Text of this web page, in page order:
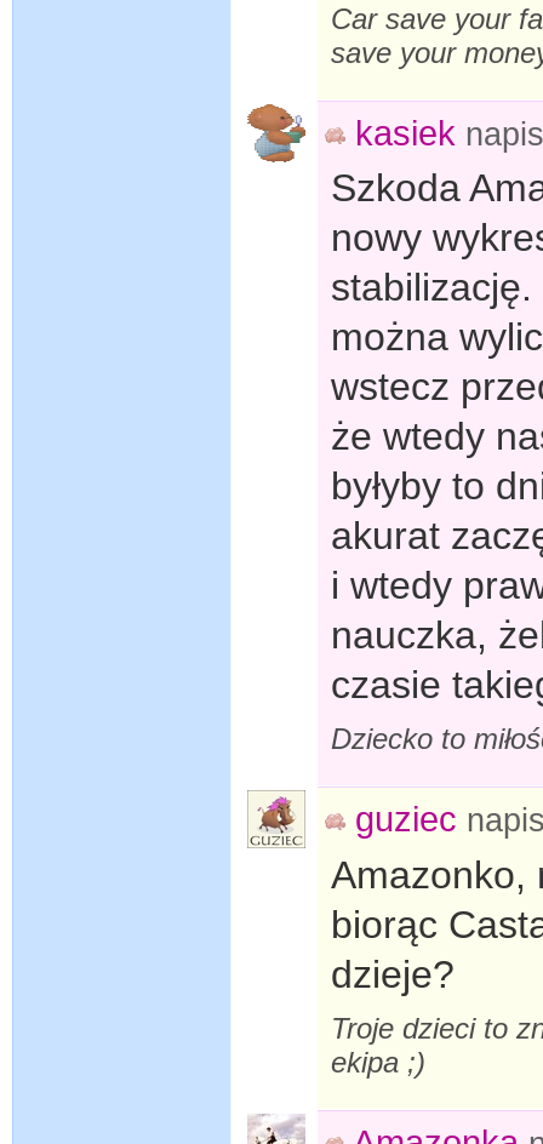
Car save your
save your
kasiek
Szkoda
nowy
można
wstecz
że wtedy
byłyby to
akurat
i wtedy
nauczka,
czasie
Dziecko to
guziec
Amazonko,
biorąc
dzieje?
Troje dzieci to
ekipa ;)